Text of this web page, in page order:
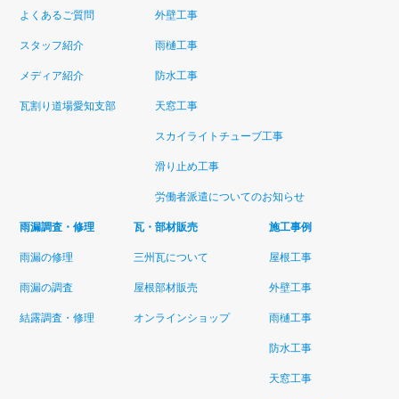
よくあるご質問
スタッフ紹介
メディア紹介
瓦割り道場愛知支部
外壁工事
雨樋工事
防水工事
天窓工事
スカイライトチューブ工事
滑り止め工事
労働者派遣についてのお知らせ
雨漏調査・修理
雨漏の修理
雨漏の調査
結露調査・修理
瓦・部材販売
三州瓦について
屋根部材販売
オンラインショップ
施工事例
屋根工事
外壁工事
雨樋工事
防水工事
天窓工事